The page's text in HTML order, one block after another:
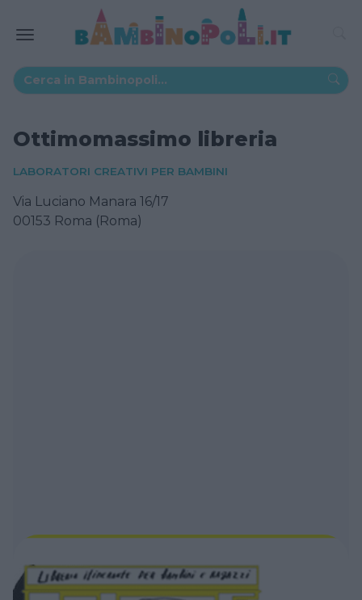
Ottimomassimo libreria
LABORATORI CREATIVI PER BAMBINI
Via Luciano Manara 16/17
00153 Roma (Roma)